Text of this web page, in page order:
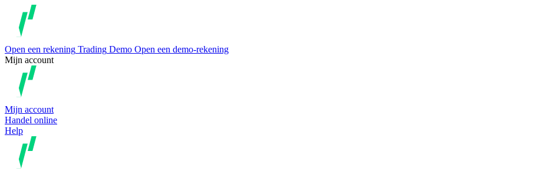
Open een rekening Trading Demo Open een demo-rekening
Mijn account
Mijn account
Handel online
Help